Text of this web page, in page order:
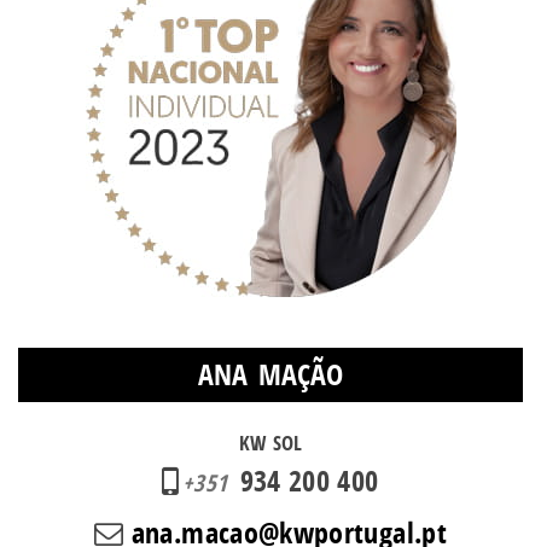
ANA MAÇÃO
KW SOL
+351 934 200 400
ana.macao@kwportugal.pt